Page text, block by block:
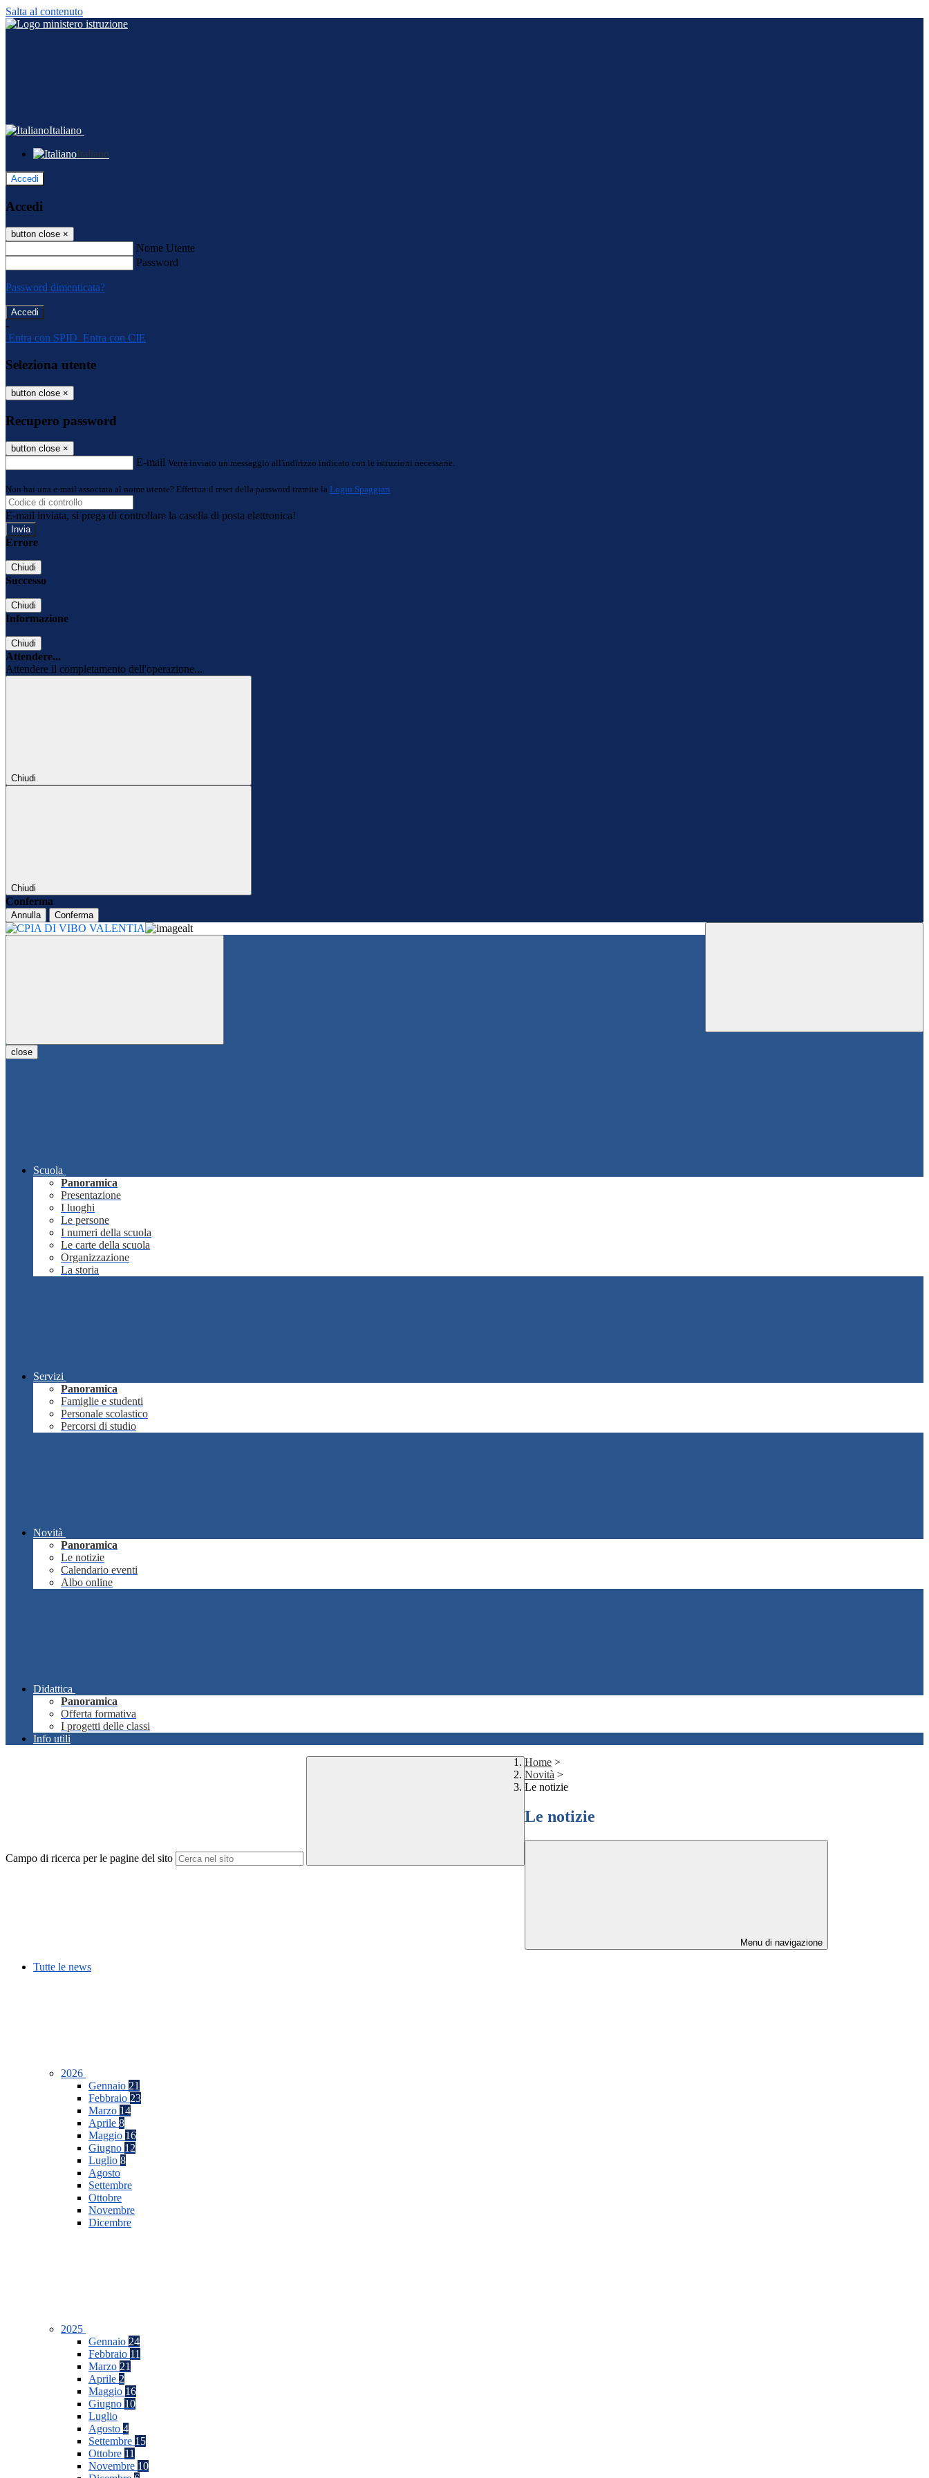
Salta al contenuto
Italiano
Italiano
Accedi
Accedi
button close ×
Nome Utente
Password
Password dimenticata?
-
Entra con SPID Entra con CIE
Seleziona utente
button close ×
Recupero password
button close ×
E-mail Verrà inviato un messaggio all'indirizzo indicato con le istruzioni necessarie.
Non hai una e-mail associata al nome utente? Effettua il reset della password tramite la Login Spaggiari
E-mail inviata, si prega di controllare la casella di posta elettronica!
Errore
Chiudi
Successo
Chiudi
Informazione
Chiudi
Attendere...
Attendere il completamento dell'operazione...
Chiudi
Chiudi
Conferma
Annulla Conferma
close
Scuola
Panoramica
Presentazione
I luoghi
Le persone
I numeri della scuola
Le carte della scuola
Organizzazione
La storia
Servizi
Panoramica
Famiglie e studenti
Personale scolastico
Percorsi di studio
Novità
Panoramica
Le notizie
Calendario eventi
Albo online
Didattica
Panoramica
Offerta formativa
I progetti delle classi
Info utili
Campo di ricerca per le pagine del sito
Home >
Novità >
Le notizie
Le notizie
Menu di navigazione
Tutte le news
2026
Gennaio 21
Febbraio 23
Marzo 14
Aprile 8
Maggio 16
Giugno 12
Luglio 8
Agosto
Settembre
Ottobre
Novembre
Dicembre
2025
Gennaio 24
Febbraio 11
Marzo 21
Aprile 2
Maggio 16
Giugno 10
Luglio
Agosto 4
Settembre 15
Ottobre 11
Novembre 10